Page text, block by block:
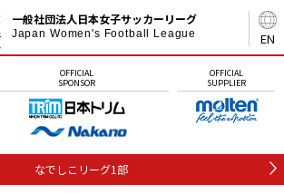
EN
一般社団法人日本女子サッカーリーグ
Japan Women's Football League
OFFICIAL
SPONSOR
OFFICIAL
SUPPLIER
なでしこリーグ1部